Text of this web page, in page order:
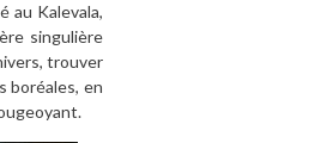
au Kalevala,
singulière
trouver
boréales, en